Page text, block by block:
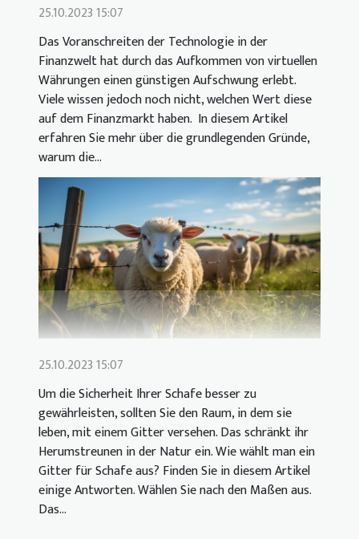
25.10.2023 15:07
Das Voranschreiten der Technologie in der
Finanzwelt hat durch das Aufkommen von virtuellen
Währungen einen günstigen Aufschwung erlebt.
Viele wissen jedoch noch nicht, welchen Wert diese
auf dem Finanzmarkt haben. In diesem Artikel
erfahren Sie mehr über die grundlegenden Gründe,
warum die...
25.10.2023 15:07
Um die Sicherheit Ihrer Schafe besser zu
gewährleisten, sollten Sie den Raum, in dem sie
leben, mit einem Gitter versehen. Das schränkt ihr
Herumstreunen in der Natur ein. Wie wählt man ein
Gitter für Schafe aus? Finden Sie in diesem Artikel
einige Antworten. Wählen Sie nach den Maßen aus.
Das...